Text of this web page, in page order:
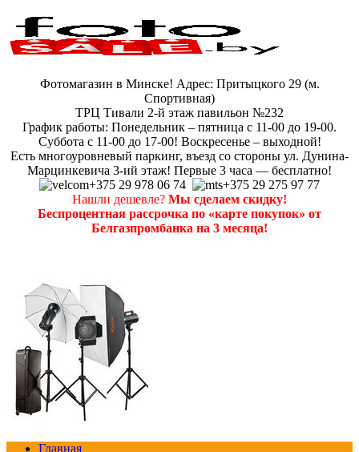
Фотомагазин в Минске! Адрес: Притыцкого 29 (м.
Спортивная)
ТРЦ Тивали 2-й этаж павильон №232
График работы: Понедельник – пятница с 11-00 до 19-00.
Суббота с 11-00 до 17-00! Воскресенье – выходной!
Есть многоуровневый паркинг, въезд со стороны ул. Дунина-
Марцинкевича 3-ий этаж! Первые 3 часа — бесплатно!
+375 29 978 06 74
+375 29 275 97 77
Нашли дешевле? Мы сделаем скидку!
Беспроцентная рассрочка по «карте покупок» от
Белгазпромбанка на 3 месяца!
Главная